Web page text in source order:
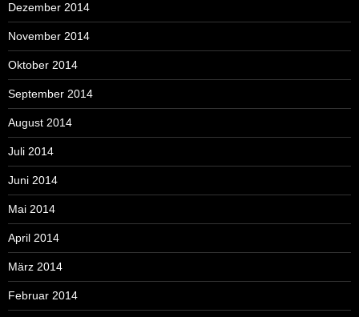
Dezember 2014
November 2014
Oktober 2014
September 2014
August 2014
Juli 2014
Juni 2014
Mai 2014
April 2014
März 2014
Februar 2014